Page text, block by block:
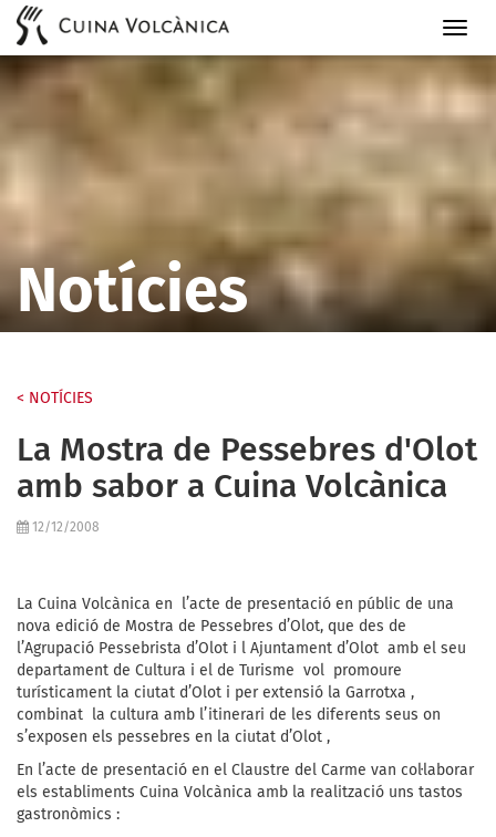
Cuina
Notícies
< NOTÍCIES
La Mostra de Pessebres d'Olot
amb sabor a Cuina Volcànica
12/12/2008
La Cuina Volcànica en l’acte de presentació en públic de una
nova edició de Mostra de Pessebres d’Olot, que des de
l’Agrupació Pessebrista d’Olot i l Ajuntament d’Olot amb el seu
departament de Cultura i el de Turisme vol promoure
turísticament la ciutat d’Olot i per extensió la Garrotxa ,
combinat la cultura amb l’itinerari de les diferents seus on
s’exposen els pessebres en la ciutat d’Olot ,
En l’acte de presentació en el Claustre del Carme van col·laborar
els establiments Cuina Volcànica amb la realització uns tastos
gastronòmics :